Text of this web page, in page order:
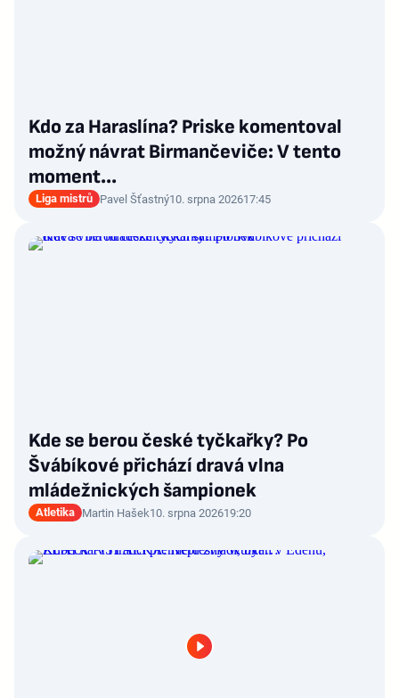
Kdo za Haraslína? Priske komentoval
možný návrat Birmančeviče: V tento
moment...
Liga mistrů Pavel Šťastný10. srpna 202617:45
Kde se berou české tyčkařky? Po
Švábíkové přichází dravá vlna
mládežnických šampionek
Atletika Martin Hašek10. srpna 202619:20